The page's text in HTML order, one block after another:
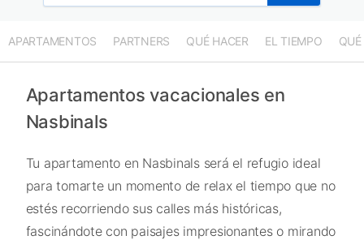
APARTAMENTOS PARTNERS QUÉ HACER EL TIEMPO QUÉ
Apartamentos vacacionales en
Nasbinals
Tu apartamento en Nasbinals será el refugio ideal
para tomarte un momento de relax el tiempo que no
estés recorriendo sus calles más históricas,
fascinándote con paisajes impresionantes o mirando